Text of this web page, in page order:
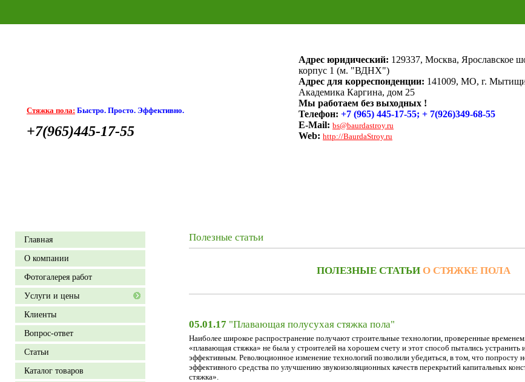
Стяжка пола: Быстро. Просто. Эффективно.
+7(965)445-17-55
Адрес юридический: 129337, Москва, Ярославское
корпус 1 (м. "ВДНХ")
Адрес для корреспонденции: 141009, МО, г.
Академика Каргина, дом 25
Мы работаем без выходных !
Телефон: +7 (965) 445-17-55; + 7(926)349-68-55
E-Mail: bs@baurdastroy.ru
Web: http://BaurdaStroy.ru
Главная
О компании
Фотогалерея работ
Уcлуги и цены
Клиенты
Вопрос-ответ
Статьи
Каталог товаров
Полезные статьи
ПОЛЕЗНЫЕ СТАТЬИ О СТЯЖКЕ ПОЛА
05.01.17 "Плавающая полусухая стяжка пола"
Наиболее широкое распространение получают строительные технологии, проверенные
«плавающая стяжка» не была у строителей на хорошем счету и этот способ пытались устранить
эффективным. Революционное изменение технологий позволили убедиться, в том, что попросту
эффективного средства по улучшению звукоизоляционных качеств перекрытий капитальных
стяжка».